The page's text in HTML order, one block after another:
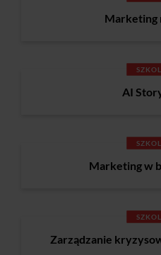
Marketing
AI
Marketing w
Zarządzanie